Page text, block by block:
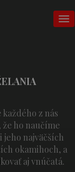
z nás
ho naučíme
jeho najväčších
okamihoch, a
aj vnúčatá.